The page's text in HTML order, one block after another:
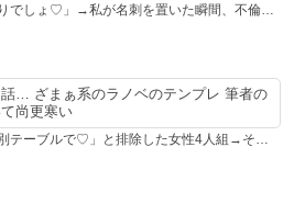
ょ♡」→私が名刺を置いた瞬間、不倫相手が青ざめた
… ざまぁ系のラノベのテンプレ 筆者の
尚更寒い
で♡」と排除した女性4人組→その後4人が青ざめたワケ